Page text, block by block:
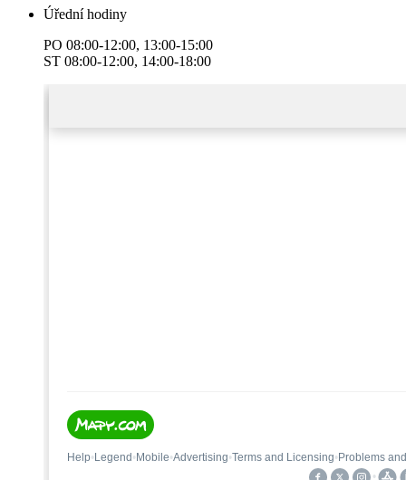
Úřední hodiny
PO 08:00-12:00, 13:00-15:00
ST 08:00-12:00, 14:00-18:00